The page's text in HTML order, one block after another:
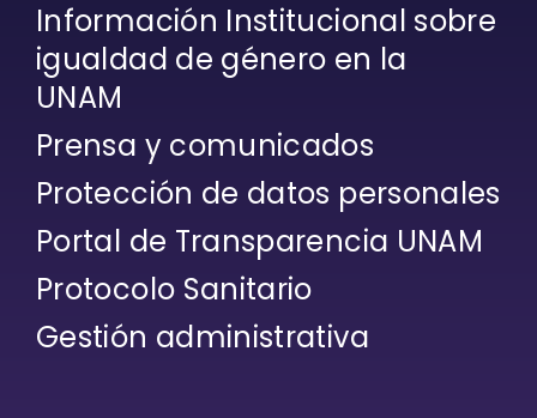
Información Institucional sobre
igualdad de género en la
UNAM
Prensa y comunicados
Protección de datos personales
Portal de Transparencia UNAM
Protocolo Sanitario
Gestión administrativa